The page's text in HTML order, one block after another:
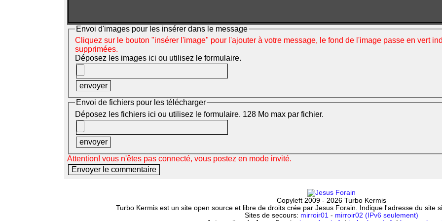
Envoi d'images pour les insérer dans le message
Cliquez sur le bouton "insérer l'image" pour l'ajouter à votre message, le fond de l'image passe en vert
supprimées.
Déposez les images ici ou utilisez le formulaire.
Envoi de fichiers pour les télécharger
Déposez les fichiers ici ou utilisez le formulaire. 128 Mo max par fichier.
Attention! vous n'êtes pas connecté, vous postez en mode invité.
Copyleft 2009 - 2026 Turbo Kermis
Turbo Kermis est un site open source et libre de droits crée par Jesus Forain. Indique l'adresse du site
Sites de secours: mirroir01 - mirroir02 (IPv6 seulement)